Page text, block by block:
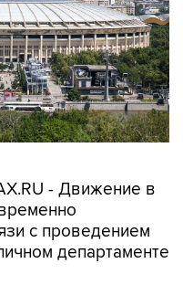
- Движение в
с проведением
департаменте